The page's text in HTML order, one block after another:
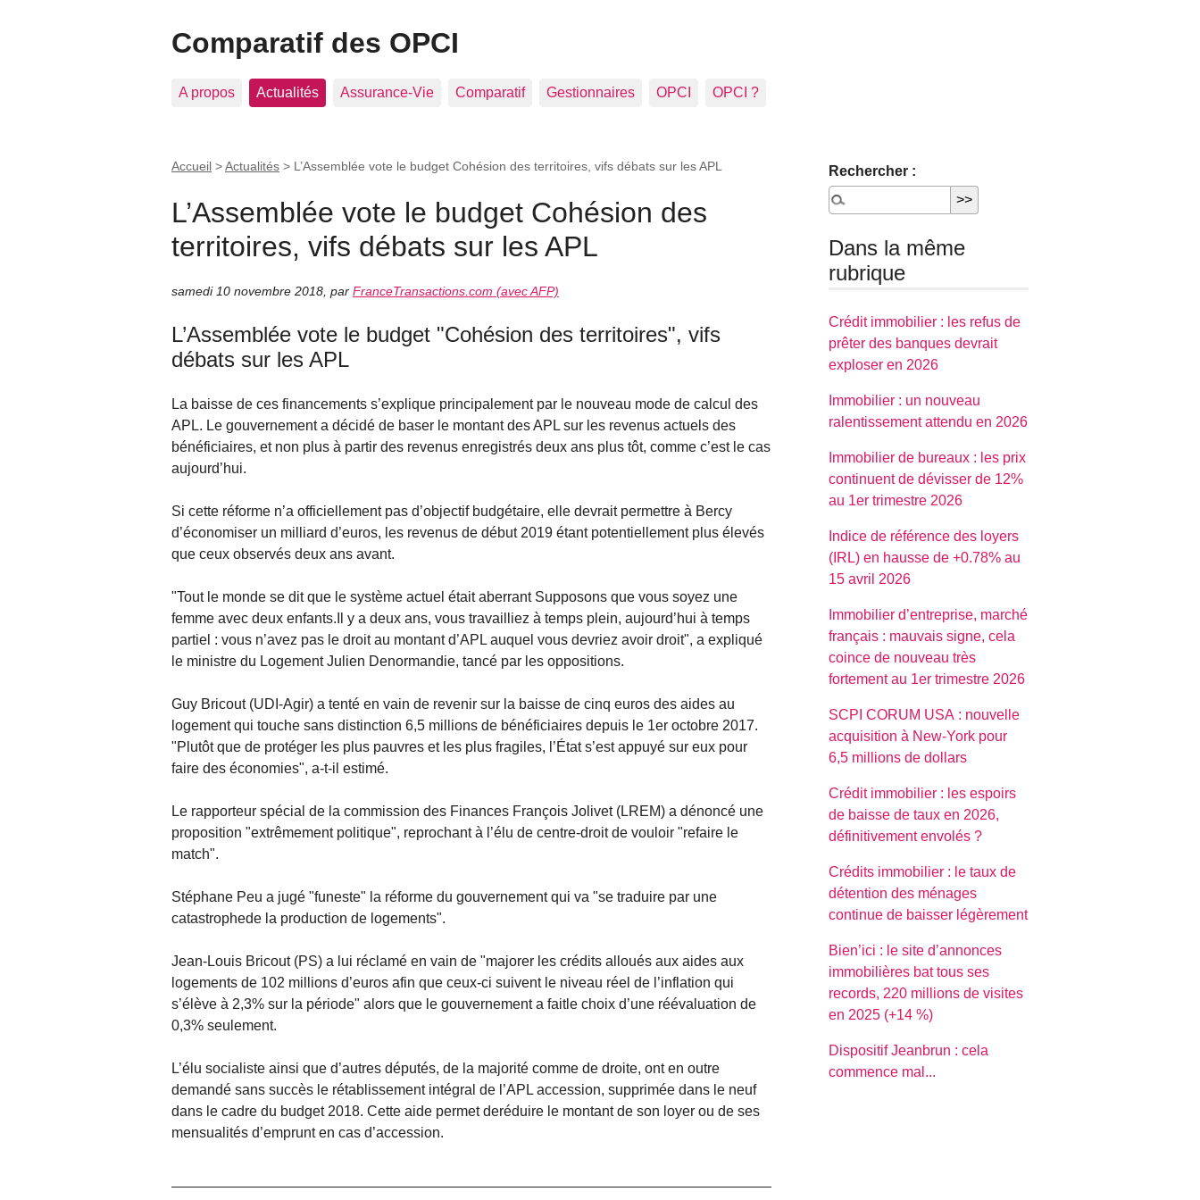
Comparatif des OPCI
A propos Actualités Assurance-Vie Comparatif Gestionnaires OPCI OPCI ?
Accueil >Actualités > L’Assemblée vote le budget Cohésion des territoires, vifs débats sur les APL
L’Assemblée vote le budget Cohésion des
territoires, vifs débats sur les APL
samedi 10 novembre 2018 par FranceTransactions.com (avec AFP)
L’Assemblée vote le budget "Cohésion des territoires", vifs
débats sur les APL
La baisse de ces financements s’explique principalement par le nouveau mode de calcul des
APL. Le gouvernement a décidé de baser le montant des APL sur les revenus actuels des
bénéficiaires, et non plus à partir des revenus enregistrés deux ans plus tôt, comme c’est le cas
aujourd’hui.
Si cette réforme n’a officiellement pas d’objectif budgétaire, elle devrait permettre à Bercy
d’économiser un milliard d’euros, les revenus de début 2019 étant potentiellement plus élevés
que ceux observés deux ans avant.
"Tout le monde se dit que le système actuel était aberrant Supposons que vous soyez une
femme avec deux enfants.Il y a deux ans, vous travailliez à temps plein, aujourd’hui à temps
partiel : vous n’avez pas le droit au montant d’APL auquel vous devriez avoir droit", a expliqué
le ministre du Logement Julien Denormandie, tancé par les oppositions.
Guy Bricout (UDI-Agir) a tenté en vain de revenir sur la baisse de cinq euros des aides au
logement qui touche sans distinction 6,5 millions de bénéficiaires depuis le 1er octobre 2017.
"Plutôt que de protéger les plus pauvres et les plus fragiles, l’État s’est appuyé sur eux pour
faire des économies", a-t-il estimé.
Le rapporteur spécial de la commission des Finances François Jolivet (LREM) a dénoncé une
proposition "extrêmement politique", reprochant à l’élu de centre-droit de vouloir "refaire le
match".
Stéphane Peu a jugé "funeste" la réforme du gouvernement qui va "se traduire par une
catastrophede la production de logements".
Jean-Louis Bricout (PS) a lui réclamé en vain de "majorer les crédits alloués aux aides aux
logements de 102 millions d’euros afin que ceux-ci suivent le niveau réel de l’inflation qui
s’élève à 2,3% sur la période" alors que le gouvernement a faitle choix d’une réévaluation de
0,3% seulement.
L’élu socialiste ainsi que d’autres députés, de la majorité comme de droite, ont en outre
demandé sans succès le rétablissement intégral de l’APL accession, supprimée dans le neuf
dans le cadre du budget 2018. Cette aide permet deréduire le montant de son loyer ou de ses
mensualités d’emprunt en cas d’accession.
Rechercher :
Dans la même
rubrique
Crédit immobilier : les refus de
prêter des banques devrait
exploser en 2026
Immobilier : un nouveau
ralentissement attendu en 2026
Immobilier de bureaux : les prix
continuent de dévisser de 12%
au 1er trimestre 2026
Indice de référence des loyers
(IRL) en hausse de +0.78% au
15 avril 2026
Immobilier d’entreprise, marché
français : mauvais signe, cela
coince de nouveau très
fortement au 1er trimestre 2026
SCPI CORUM USA : nouvelle
acquisition à New-York pour
6,5 millions de dollars
Crédit immobilier : les espoirs
de baisse de taux en 2026,
définitivement envolés ?
Crédits immobilier : le taux de
détention des ménages
continue de baisser légèrement
Bien’ici : le site d’annonces
immobilières bat tous ses
records, 220 millions de visites
en 2025 (+14 %)
Dispositif Jeanbrun : cela
commence mal...